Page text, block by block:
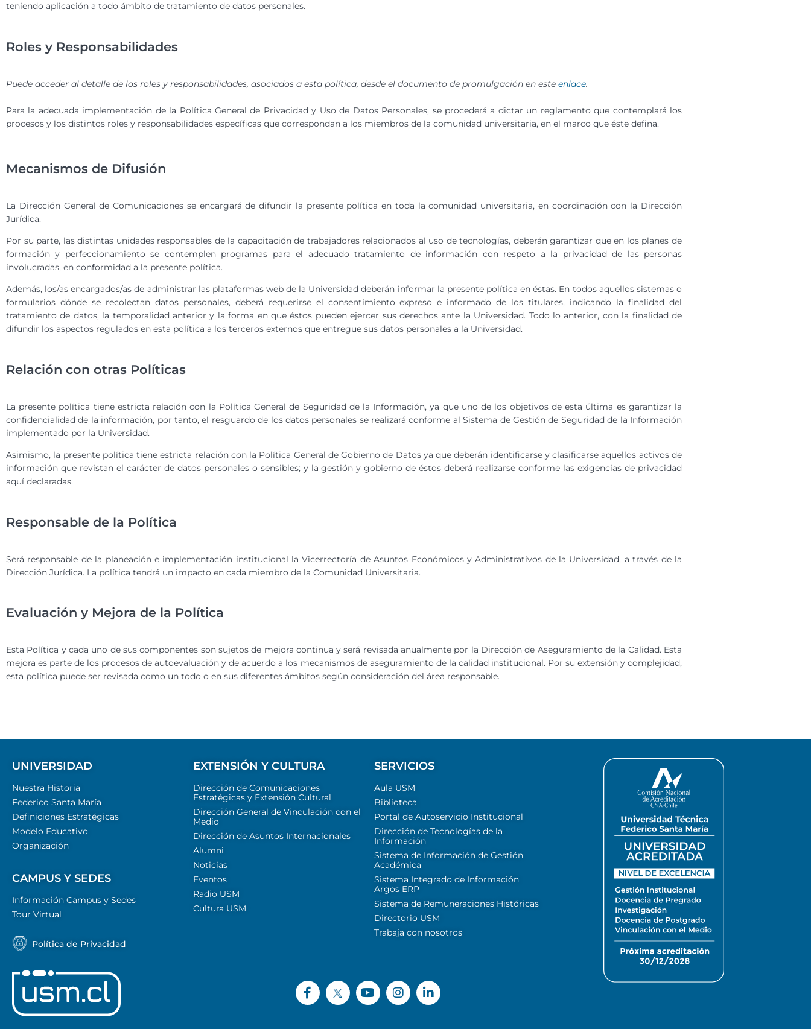
teniendo aplicación a todo ámbito de tratamiento de datos personales.
Roles y Responsabilidades
Puede acceder al detalle de los roles y responsabilidades, asociados a esta política, desde el documento de promulgación en este enlace.
Para la adecuada implementación de la Política General de Privacidad y Uso de Datos Personales, se procederá a dictar un reglamento que contemplará los
procesos y los distintos roles y responsabilidades específicas que correspondan a los miembros de la comunidad universitaria, en el marco que éste defina.
Mecanismos de Difusión
La Dirección General de Comunicaciones se encargará de difundir la presente política en toda la comunidad universitaria, en coordinación con la Dirección
Jurídica.
Por su parte, las distintas unidades responsables de la capacitación de trabajadores relacionados al uso de tecnologías, deberán garantizar que en los planes de
formación y perfeccionamiento se contemplen programas para el adecuado tratamiento de información con respeto a la privacidad de las personas
involucradas, en conformidad a la presente política.
Además, los/as encargados/as de administrar las plataformas web de la Universidad deberán informar la presente política en éstas. En todos aquellos sistemas o
formularios dónde se recolectan datos personales, deberá requerirse el consentimiento expreso e informado de los titulares, indicando la finalidad del
tratamiento de datos, la temporalidad anterior y la forma en que éstos pueden ejercer sus derechos ante la Universidad. Todo lo anterior, con la finalidad de
difundir los aspectos regulados en esta política a los terceros externos que entregue sus datos personales a la Universidad.
Relación con otras Políticas
La presente política tiene estricta relación con la Política General de Seguridad de la Información, ya que uno de los objetivos de esta última es garantizar la
confidencialidad de la información, por tanto, el resguardo de los datos personales se realizará conforme al Sistema de Gestión de Seguridad de la Información
implementado por la Universidad.
Asimismo, la presente política tiene estricta relación con la Política General de Gobierno de Datos ya que deberán identificarse y clasificarse aquellos activos de
información que revistan el carácter de datos personales o sensibles; y la gestión y gobierno de éstos deberá realizarse conforme las exigencias de privacidad
aquí declaradas.
Responsable de la Política
Será responsable de la planeación e implementación institucional la Vicerrectoría de Asuntos Económicos y Administrativos de la Universidad, a través de la
Dirección Jurídica. La política tendrá un impacto en cada miembro de la Comunidad Universitaria.
Evaluación y Mejora de la Política
Esta Política y cada uno de sus componentes son sujetos de mejora continua y será revisada anualmente por la Dirección de Aseguramiento de la Calidad. Esta
mejora es parte de los procesos de autoevaluación y de acuerdo a los mecanismos de aseguramiento de la calidad institucional. Por su extensión y complejidad,
esta política puede ser revisada como un todo o en sus diferentes ámbitos según consideración del área responsable.
UNIVERSIDAD
Nuestra Historia
Federico Santa María
Definiciones Estratégicas
Modelo Educativo
Organización
CAMPUS Y SEDES
Información Campus y Sedes
Tour Virtual
Política de Privacidad
EXTENSIÓN Y CULTURA
Dirección de Comunicaciones
Estratégicas y Extensión Cultural
Dirección General de Vinculación con el
Medio
Dirección de Asuntos Internacionales
Alumni
Noticias
Eventos
Radio USM
Cultura USM
SERVICIOS
Aula USM
Biblioteca
Portal de Autoservicio Institucional
Dirección de Tecnologías de la
Información
Sistema de Información de Gestión
Académica
Sistema Integrado de Información
Argos ERP
Sistema de Remuneraciones Históricas
Directorio USM
Trabaja con nosotros